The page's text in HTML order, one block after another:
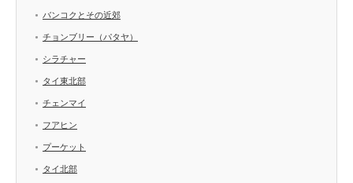
バンコクとその近郊
チョンブリー（パタヤ）
シラチャー
タイ東北部
チェンマイ
フアヒン
プーケット
タイ北部